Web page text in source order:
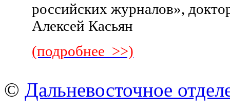
российских журналов»,
Алексей Касьян
(подробнее >>)
© Дальневосточное